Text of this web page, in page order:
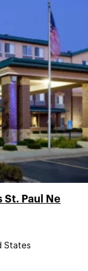
St. Paul Ne
States